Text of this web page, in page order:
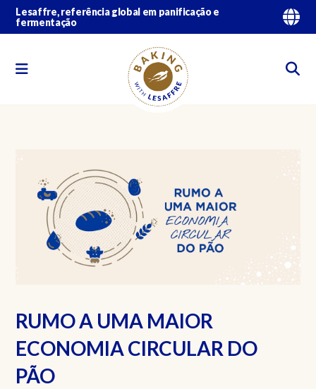
Lesaffre, referência global em panificação e
fermentação
RUMO A UMA MAIOR
ECONOMIA CIRCULAR DO
PÃO